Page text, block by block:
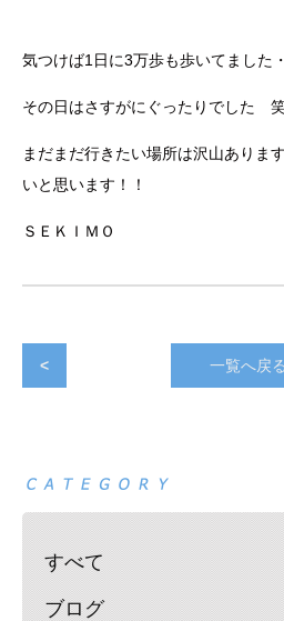
気つけば1日に3万歩も歩いてました
その日はさすがにぐったりでした
まだまだ行きたい場所は沢山ありま
いと思います！！
ＳＥＫＩＭＯ
< 一覧へ戻る
すべて
ブログ